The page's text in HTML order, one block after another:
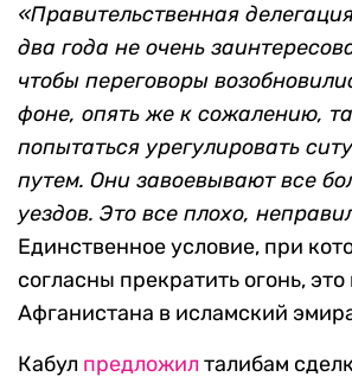
«Правительственная
два года не очень
чтобы переговоры
фоне, опять же к сожалению,
попытаться урегулировать
путем. Они завоевывают все
уездов. Это все плохо,
Единственное условие, при
согласны прекратить огонь,
Афганистана в исламский
Кабул предложил талибам